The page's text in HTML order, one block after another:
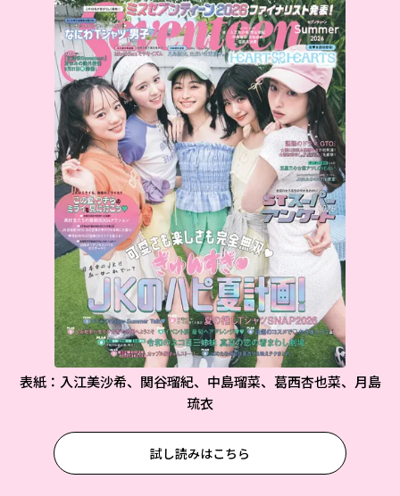
表紙：入江美沙希、関谷瑠紀、中島瑠菜、葛西杏也菜、月島
琉衣
試し読みはこちら